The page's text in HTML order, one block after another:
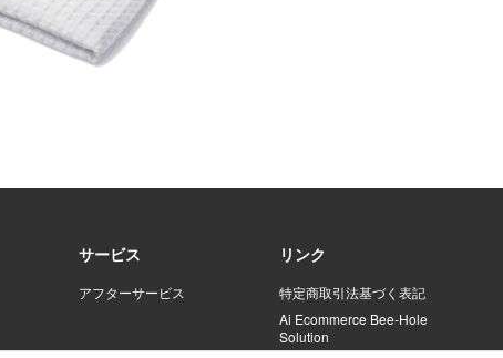
サービス
アフターサービス
リンク
特定商取引法基づく表記
Ai Ecommerce Bee-Hole
Solution